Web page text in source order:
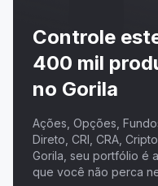
Controle
400 mil
no Gorila
Ações, Opções,
Direto, CRI, CRA,
Gorila, seu portfólio é
que você não perca